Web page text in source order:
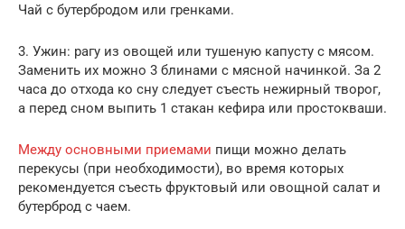
Чай с бутербродом или гренками.
3. Ужин: рагу из овощей или тушеную капусту с мясом.
Заменить их можно 3 блинами с мясной начинкой. За 2
часа до отхода ко сну следует съесть нежирный творог,
а перед сном выпить 1 стакан кефира или простокваши.
Между основными приемами пищи можно делать
перекусы (при необходимости), во время которых
рекомендуется съесть фруктовый или овощной салат и
бутерброд с чаем.